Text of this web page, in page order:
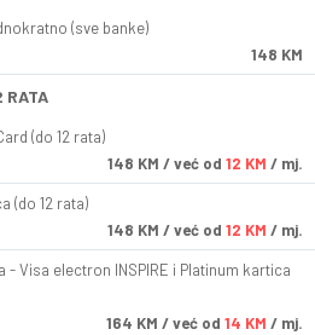
(sve banke)
148 KM
RATA
(do 12 rata)
148 KM / već od 12 KM / mj.
(do 12 rata)
148 KM / već od 12 KM / mj.
- Visa electron INSPIRE i Platinum kartica
164 KM / već od 14 KM / mj.